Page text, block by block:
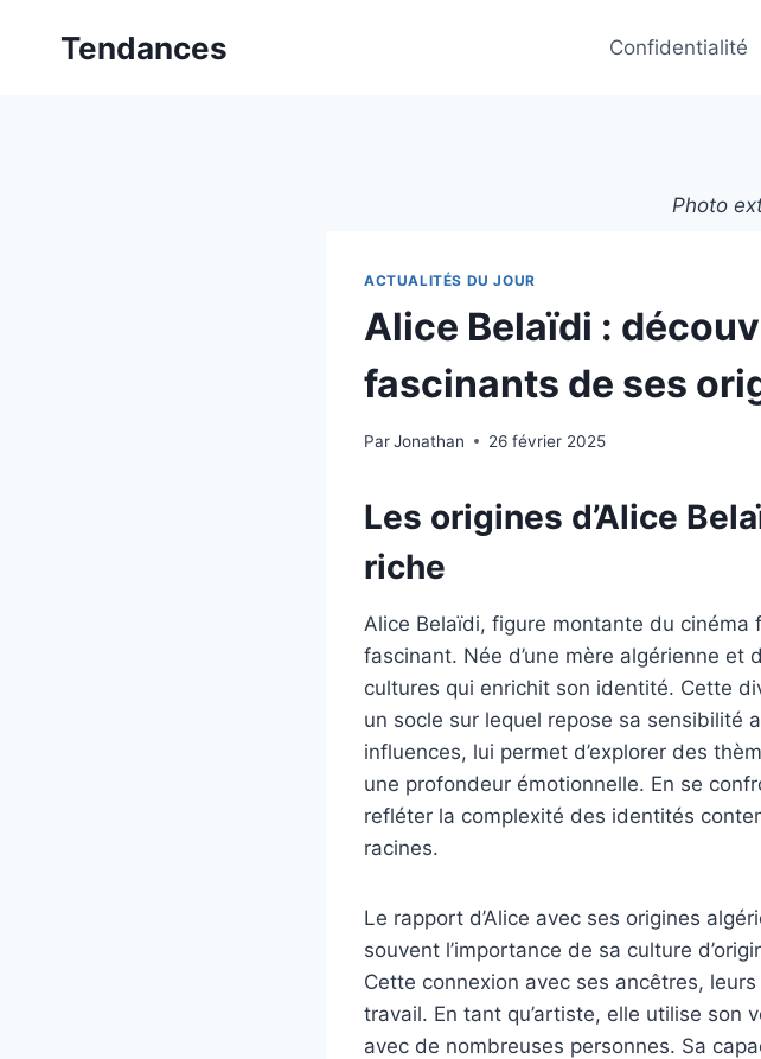
Tendances Confidentialité
Photo
ACTUALITÉS DU JOUR
Alice Belaïdi :
fascinants de ses
ParJonathan 26 février 2025
Les origines d’Alice
riche
Alice Belaïdi, figure montante du
fascinant. Née d’une mère algérienne et
cultures qui enrichit son identité. Cette
un socle sur lequel repose sa sensibilité
influences, lui permet d’explorer des
une profondeur émotionnelle. En se
refléter la complexité des identités
racines.
Le rapport d’Alice avec ses origines
souvent l’importance de sa culture
Cette connexion avec ses ancêtres,
travail. En tant qu’artiste, elle utilise son
avec de nombreuses personnes. Sa